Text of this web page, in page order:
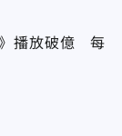
》播放破億 每